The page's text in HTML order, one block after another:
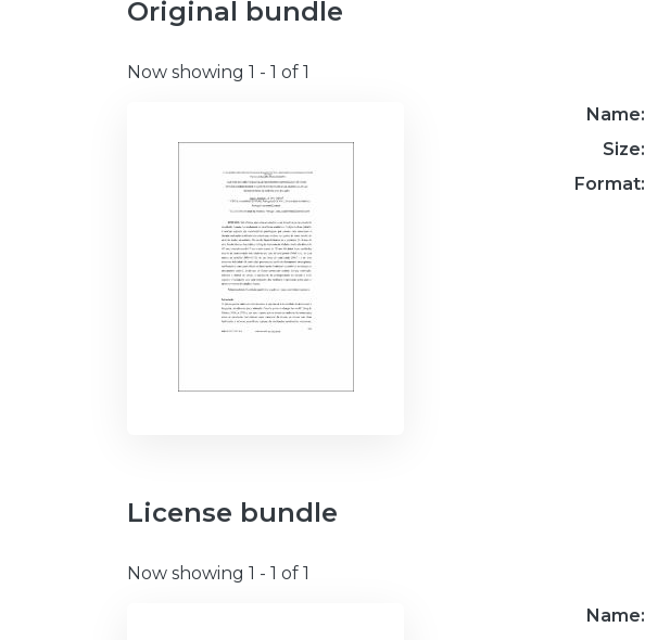
Original bundle
Now showing 1 - 1 of 1
Name:
Size:
Format:
License bundle
Now showing 1 - 1 of 1
Name: